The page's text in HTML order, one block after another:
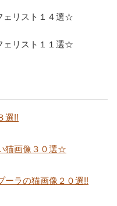
ェリスト１４選☆
ェリスト１１選☆
選!!
猫画像３０選☆
ラの猫画像２０選!!